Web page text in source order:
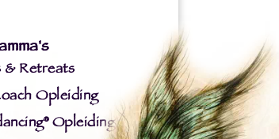
& Retreats
Opleiding
Opleiding